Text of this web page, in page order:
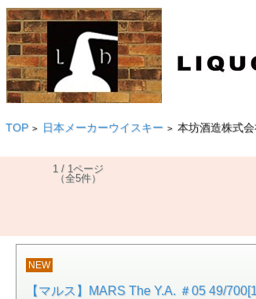
TOP > 日本メーカーウイスキー > 本坊酒造株式
1 / 1ページ
（全5件）
NEW
【マルス】MARS The Y.A. ＃05 49/